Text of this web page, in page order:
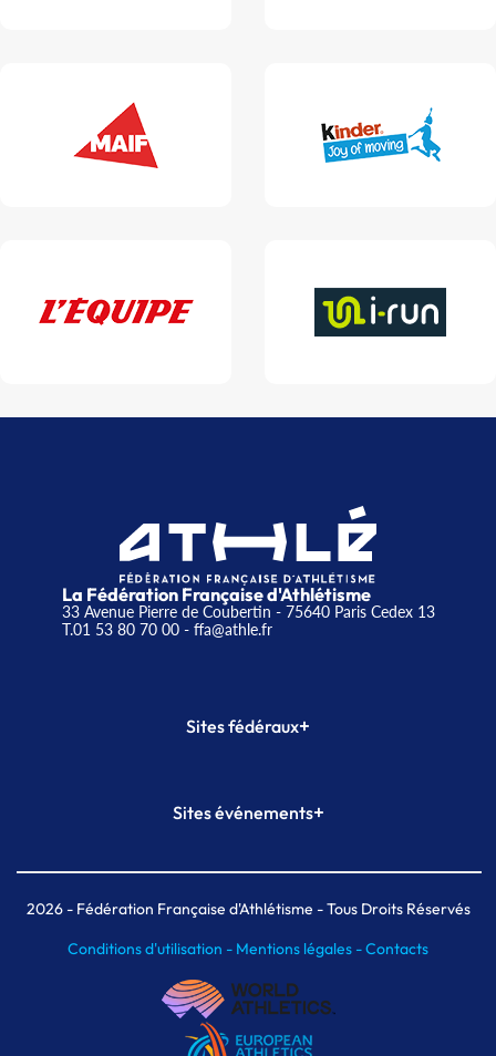
La Fédération Française d'Athlétisme
33 Avenue Pierre de Coubertin - 75640 Paris Cedex 13
T.01 53 80 70 00- ffa@athle.fr
Sites fédéraux+
Plateforme Formation
Sites événements+
Meeting de Paris indoor
MAIF Ekiden de Paris
2026- Fédération Française d'Athlétisme - Tous Droits Réservés
Conditions d'utilisation - Mentions légales -Contacts